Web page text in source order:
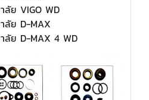
ย VIGO WD
ลัย D-MAX
ลัย D-MAX 4 WD